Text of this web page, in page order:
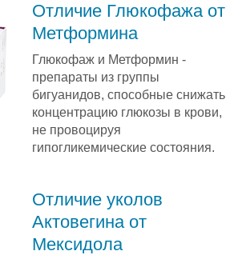
Отличие Глюкофажа от
Метформина
Глюкофаж и Метформин -
препараты из группы
бигуанидов, способные снижать
концентрацию глюкозы в крови,
не провоцируя
гипогликемические состояния.
Отличие уколов
Актовегина от
Мексидола